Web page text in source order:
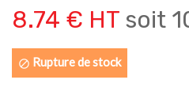
8.74 € HT soit
 Rupture de stock